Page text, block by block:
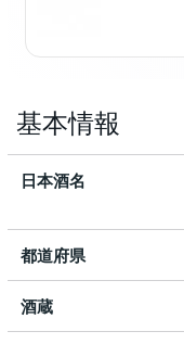
基本情報
日本酒名
都道府県
酒蔵